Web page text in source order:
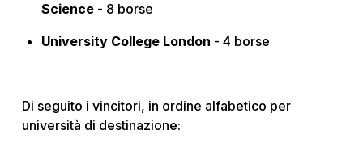
Science- 8 borse
University College London - 4 borse
Di seguito i vincitori, in ordine alfabetico per
università di destinazione: